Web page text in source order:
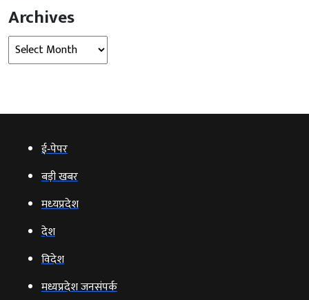
Archives
Archives
ई‑पेपर
बड़ी खबर
मध्‍यप्रदेश
देश
विदेश
मध्यप्रदेश जनसंपर्क